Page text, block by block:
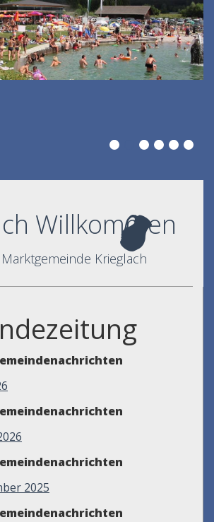
Willkommen
Krieglach
2025